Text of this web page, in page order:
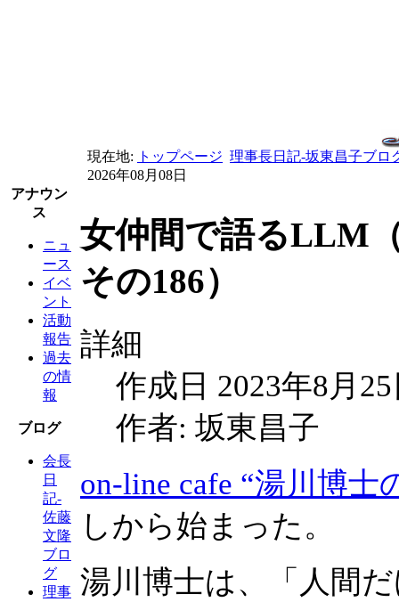
現在地: トップページ 理事長日記-坂東昌子ブロ
2026年08月08日
アナウン
ス
ニュ
ース
イベ
ント
活動
報告
過去
の情
報
ブログ
会長
日
記-
佐藤
文隆
ブロ
グ
理事
女仲間で語るLLM
その186）
詳細
作成日 2023年8月
作者: 坂東昌子
on-line cafe “湯川博士
しから始まった。
湯川博士は、「人間